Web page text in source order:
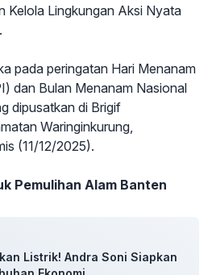
Kelola Lingkungan Aksi Nyata
pada peringatan Hari Menanam
dan Bulan Menanam Nasional
dipusatkan di Brigif
Waringinkurung,
(11/12/2025).
Pemulihan Alam Banten
Listrik! Andra Soni Siapkan